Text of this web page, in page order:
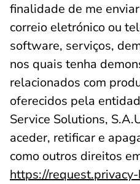
finalidade de me
correio eletrónico ou
software, serviços,
nos quais tenha
relacionados com
oferecidos pela
Service Solutions,
aceder, retificar e
como outros direitos
https://